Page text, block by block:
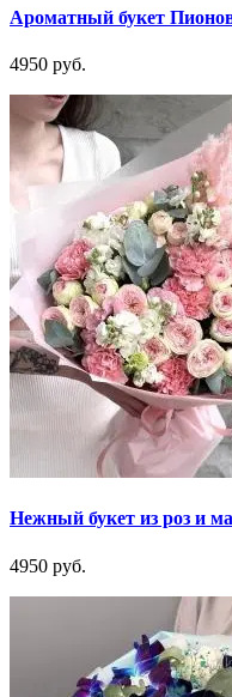
Ароматный букет
4950 руб.
Нежный букет из роз и
4950 руб.